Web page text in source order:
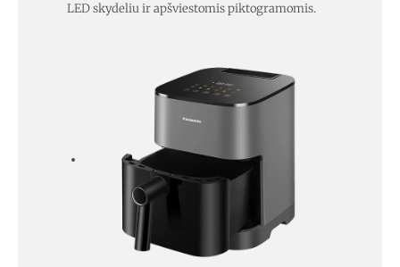
LED skydeliu ir apšviestomis piktogramomis.